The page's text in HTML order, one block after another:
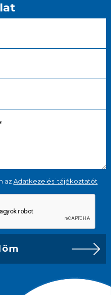
azAdatkezelési tájékoztatót